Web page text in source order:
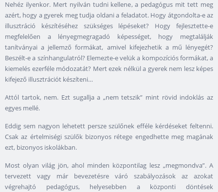
Nehéz ilyenkor. Mert nyilván tudni kellene, a pedagógus mit tett meg
azért, hogy a gyerek meg tudja oldani a feladatot. Hogy átgondolta-e az
illusztráció készítéséhez szükséges lépéseket? Hogy fejlesztette-e
megfelelően a lényegmegragadó képességet, hogy megtalálják
tanítványai a jellemző formákat, amivel kifejezhetik a mű lényegét?
Beszélt-e a színhangulatról? Elemezte-e velük a kompozíciós formákat, a
kiemelés ezerféle módozatát? Mert ezek nélkül a gyerek nem lesz képes
kifejező illusztrációt készíteni…
Attól tartok, nem. Ezt sugallja a „nem tetszik” mint rövid indoklás az
egyes mellé.
Eddig sem nagyon lehetett persze szülőnek efféle kérdéseket feltenni.
Csak az értelmiségi szülők bizonyos rétege engedhette meg magának
ezt, bizonyos iskolákban.
Most olyan világ jön, ahol minden központilag lesz „megmondva”. A
tervezett vagy már bevezetésre váró szabályozások az azokat
végrehajtó pedagógus, helyesebben a központi döntések